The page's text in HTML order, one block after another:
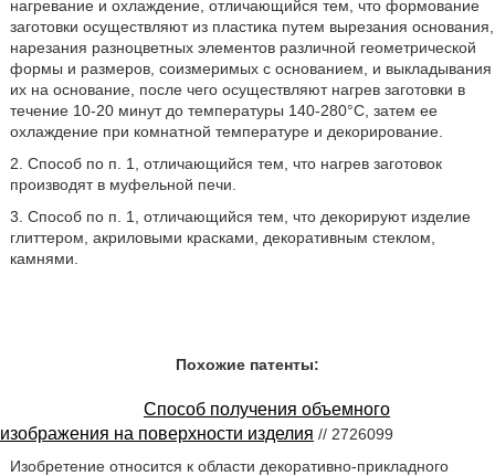
нагревание и охлаждение, отличающийся тем, что формование
заготовки осуществляют из пластика путем вырезания основания,
нарезания разноцветных элементов различной геометрической
формы и размеров, соизмеримых с основанием, и выкладывания
их на основание, после чего осуществляют нагрев заготовки в
течение 10-20 минут до температуры 140-280°С, затем ее
охлаждение при комнатной температуре и декорирование.
2. Способ по п. 1, отличающийся тем, что нагрев заготовок
производят в муфельной печи.
3. Способ по п. 1, отличающийся тем, что декорируют изделие
глиттером, акриловыми красками, декоративным стеклом,
камнями.
Похожие патенты:
Способ получения объемного
изображения на поверхности изделия // 2726099
Изобретение относится к области декоративно-прикладного